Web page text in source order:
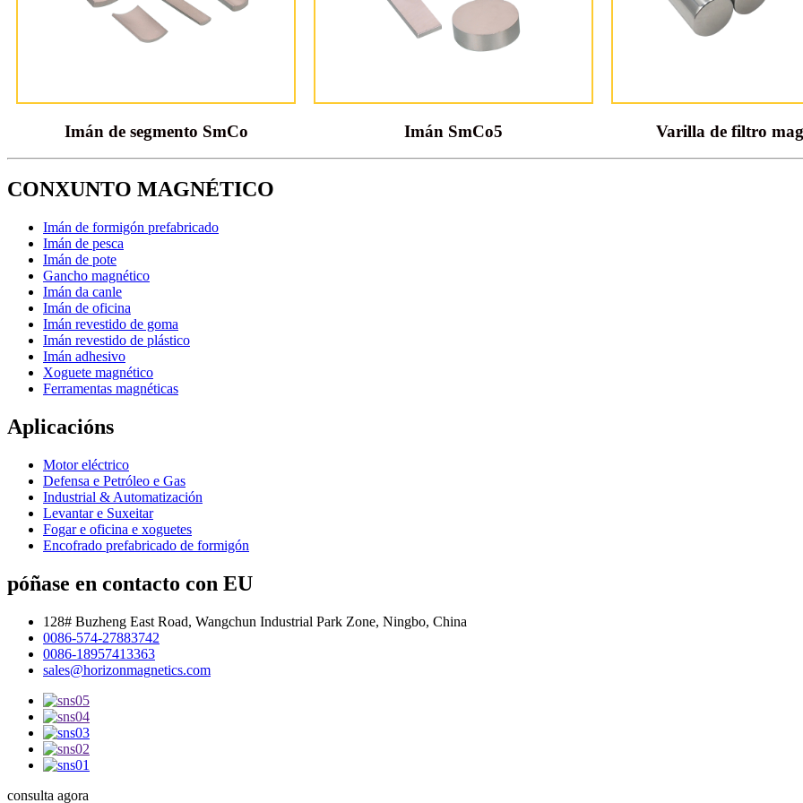
Imán de segmento SmCo Imán SmCo5 Varilla de filtro
CONXUNTO MAGNÉTICO
Imán de formigón prefabricado
Imán de pesca
Imán de pote
Gancho magnético
Imán da canle
Imán de oficina
Imán revestido de goma
Imán revestido de plástico
Imán adhesivo
Xoguete magnético
Ferramentas magnéticas
Aplicacións
Motor eléctrico
Defensa e Petróleo e Gas
Industrial & Automatización
Levantar e Suxeitar
Fogar e oficina e xoguetes
Encofrado prefabricado de formigón
póñase en contacto con EU
128# Buzheng East Road, Wangchun Industrial Park Zone, Ningbo, China
0086-574-27883742
0086-18957413363
sales@horizonmagnetics.com
consulta agora